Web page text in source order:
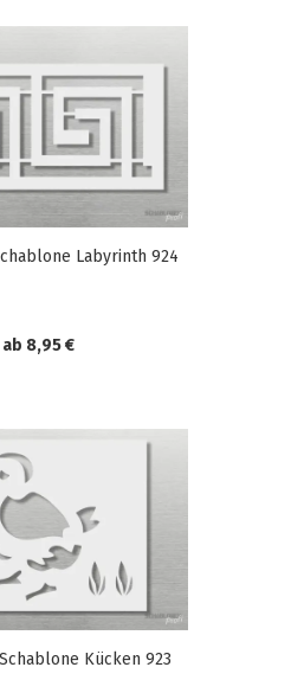
Labyrinth 924
ab 8,95 €
Kücken 923